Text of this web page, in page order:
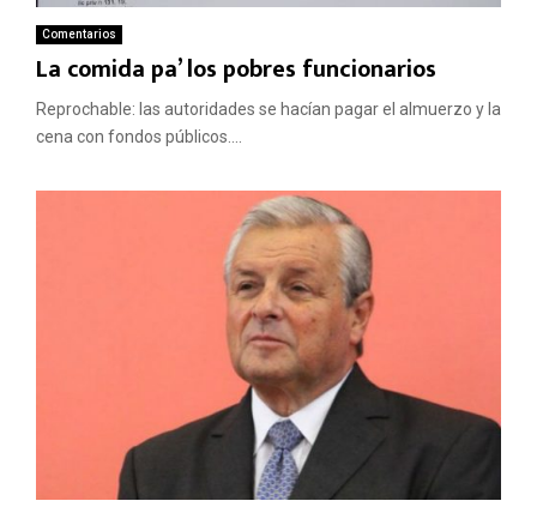
Comentarios
La comida pa’ los pobres funcionarios
Reprochable: las autoridades se hacían pagar el almuerzo y la
cena con fondos públicos....